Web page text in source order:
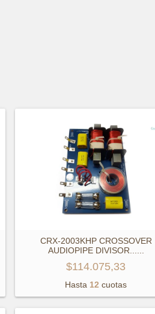
CRX-2003KHP CROSSOVER
AUDIOPIPE DIVISOR...
$114.075,33
Hasta 12 cuotas